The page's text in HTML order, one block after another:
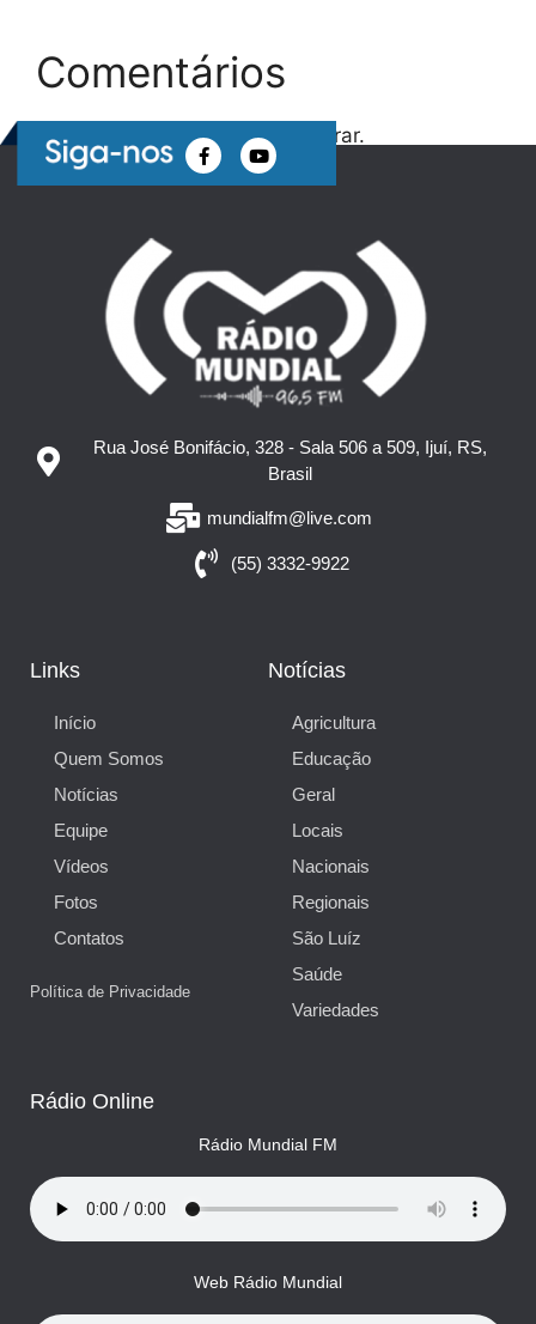
Comentários
Nenhum comentário para mostrar.
Rua José Bonifácio, 328 - Sala 506 a 509, Ijuí, RS,
Brasil
mundialfm@live.com
(55) 3332-9922
Links
Início
Quem Somos
Notícias
Equipe
Vídeos
Fotos
Contatos
Política de Privacidade
Notícias
Agricultura
Educação
Geral
Locais
Nacionais
Regionais
São Luíz
Saúde
Variedades
Rádio Online
Rádio Mundial FM
Web Rádio Mundial